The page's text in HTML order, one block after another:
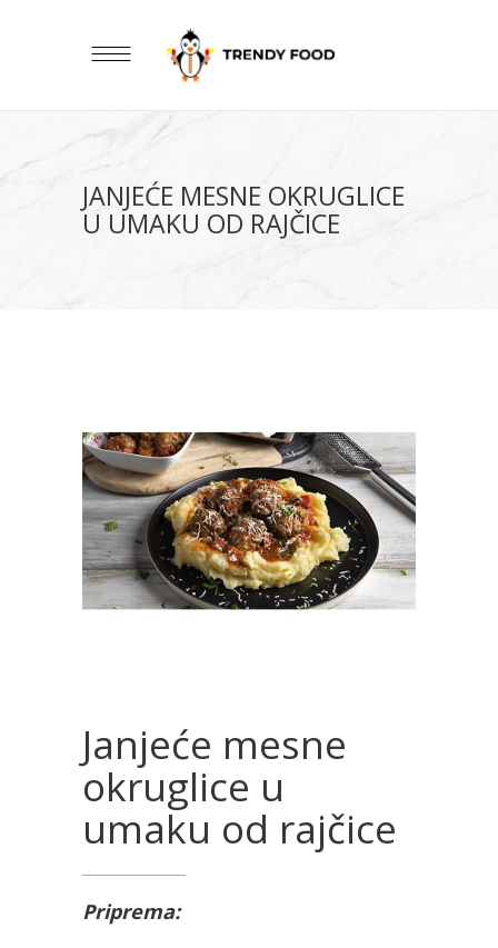
JANJEĆE MESNE OKRUGLICE
U UMAKU OD RAJČICE
Janjeće mesne
okruglice u
umaku od rajčice
Priprema: